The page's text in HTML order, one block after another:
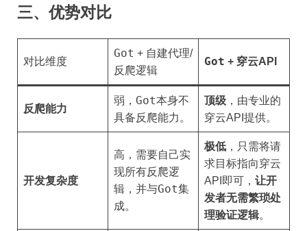
三、优势对比
对比维度
Got + 自建代理/
反爬逻辑
Got + 穿云API
反爬能力
弱， Got本身不
具备反爬能力。
顶级 ，由专业的
穿云API提供。
开发复杂度
高，需要自己实
现所有反爬逻
辑，并与Got集
成。
极低 ，只需将请
求目标指向穿云
API即可， 让开
发者无需繁琐处
理验证逻辑。